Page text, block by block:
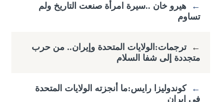
←
هيرو خان ..سيرة امرأة صنعت التاريخ ولم
تساوم
← ترجمات:الولايات المتحدة وإيران.. من حرب
متجددة إلى شفا السلام
← كوندوليزا رايس:ما أنجزته الولايات المتحدة
في إيران